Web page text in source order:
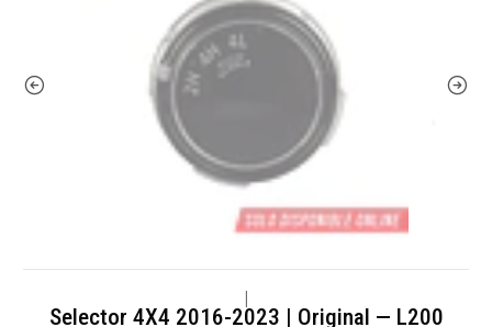
Selector 4X4 2016-2023 | Original — L200